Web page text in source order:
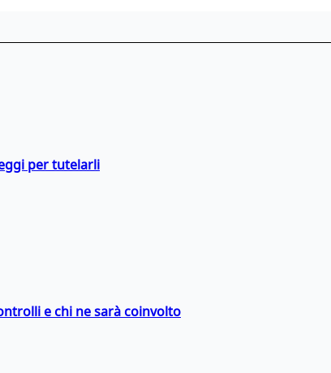
per tutelarli
e chi ne sarà coinvolto